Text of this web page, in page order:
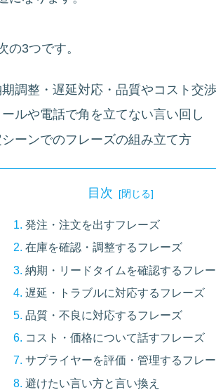
の3つです。
調整・遅延対応・品質やコスト交
ルや電話で角を立てない言い回し
ーンでのフレーズの組み立て方
目次
発注・注文を出すフレーズ
在庫を確認・調整するフレーズ
納期・リードタイムを確認するフレ
遅延・トラブルに対応するフレーズ
品質・不良に対応するフレーズ
コスト・価格について話すフレーズ
サプライヤーを評価・管理するフレ
避けたい言い方と言い換え